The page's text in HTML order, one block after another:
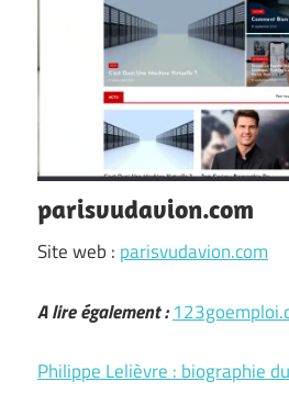
parisvudavion.com
Site web : parisvudavion.com
A lire également :
Philippe Lelièvre : biographie